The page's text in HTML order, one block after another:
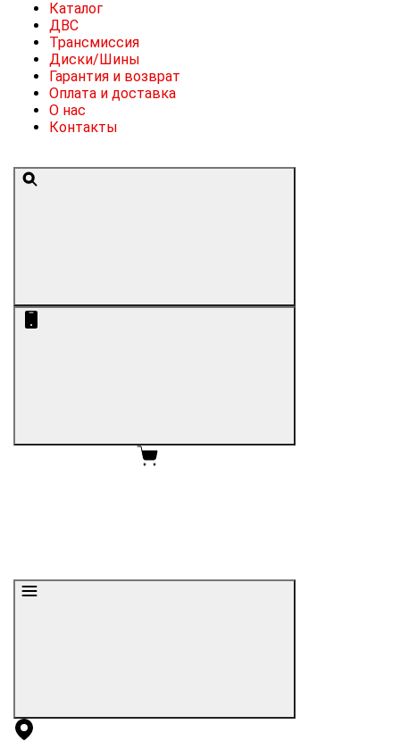
Каталог
ДВС
Трансмиссия
Диски/Шины
Гарантия и возврат
Оплата и доставка
О нас
Контакты